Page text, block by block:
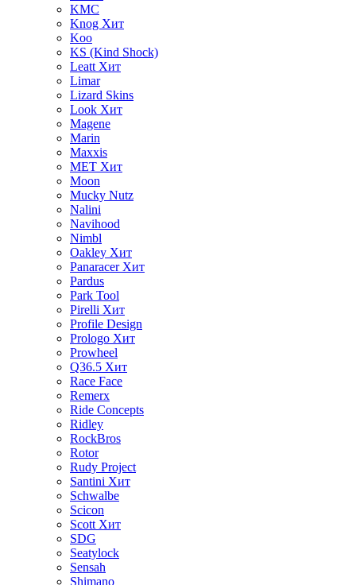
KMC
Knog Хит
Koo
KS (Kind Shock)
Leatt Хит
Limar
Lizard Skins
Look Хит
Magene
Marin
Maxxis
MET Хит
Moon
Mucky Nutz
Nalini
Navihood
Nimbl
Oakley Хит
Panaracer Хит
Pardus
Park Tool
Pirelli Хит
Profile Design
Prologo Хит
Prowheel
Q36.5 Хит
Race Face
Remerx
Ride Concepts
Ridley
RockBros
Rotor
Rudy Project
Santini Хит
Schwalbe
Scicon
Scott Хит
SDG
Seatylock
Sensah
Shimano